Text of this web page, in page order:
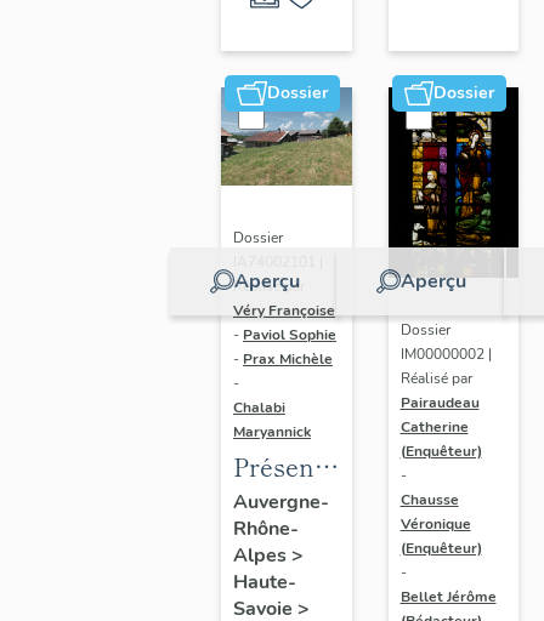
Dossier
Aperçu
Dossier
Réalisé par
Véry Françoise
- Paviol Sophie
- Prax Michèle
-
Chalabi
Maryannick
Présentation
de l'aire
d'étude
Megève
Auvergne-
Rhône-
Alpes>
Haute-
Savoie >
Dossier
Aperçu
Dossier
IM00000002 |
Réalisé par
Pairaudeau
Catherine
(Enquêteur)
-
Chausse
Véronique
(Enquêteur)
-
Bellet Jérôme